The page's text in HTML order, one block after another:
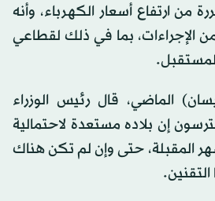
من ارتفاع أسعار الكهرباء، وأنه
الإجراءات، بما في ذلك لقطاعي
الماضي، قال رئيس الوزراء
إن بلاده مستعدة لاحتمالية
المقبلة، حتى وإن لم تكن هناك